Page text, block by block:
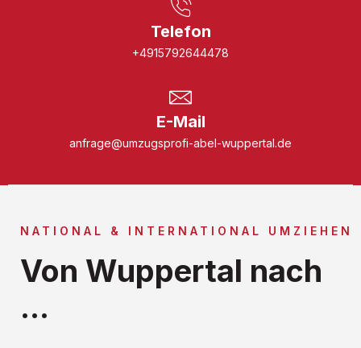
Telefon
+4915792644478
E-Mail
anfrage@umzugsprofi-abel-wuppertal.de
NATIONAL & INTERNATIONAL UMZIEHEN
Von Wuppertal nach
...